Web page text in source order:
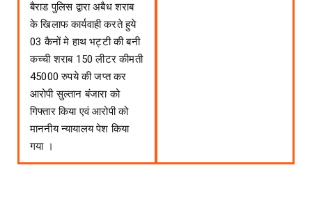
बैराड पुलिस द्वारा अबैध शराब
के खिलाफ कार्यवाही करते हुये
03 कैनों मे हाथ भट्टी की बनी
कच्ची शराब 150 लीटर कीमती
45000 रुपये की जप्त कर
आरोपी सुल्तान बंजारा को
गिफ्तार किया एवं आरोपी को
माननीय न्यायालय पेश किया
गया ।